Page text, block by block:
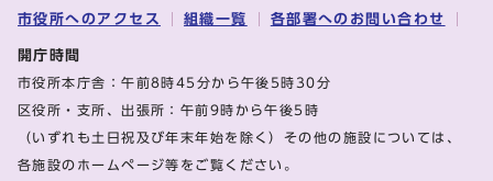
市役所へのアクセス 組織一覧 各部署へのお問い合わせ
開庁時間
市役所本庁舎：午前8時45分から午後5時30分
区役所・支所、出張所：午前9時から午後5時
（いずれも土日祝及び年末年始を除く）その他の施設については、
各施設のホームページ等をご覧ください。